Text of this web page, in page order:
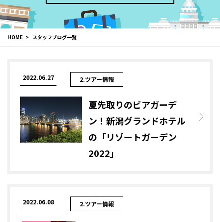
HOME スタッフブログ一覧
2022.06.27 2.ツアー情報
夏先取りのビアガーデ
ン！新潟グランドホテル
の「リゾートガーデン
2022」
2022.06.08 2.ツアー情報